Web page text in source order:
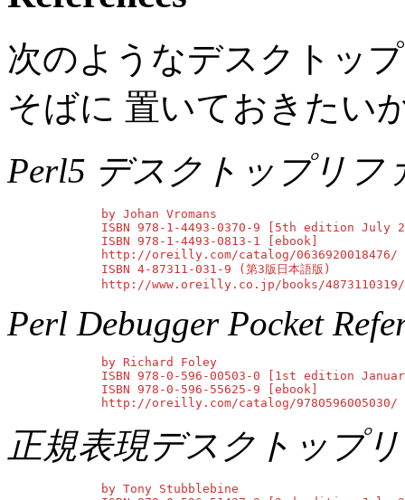
次のようなデスクトッ
そばに 置いておきたい
Perl5 デスクトップリフ
        by Johan Vromans
ISBN 978-1-4493-0370-9 [5th edition July
        ISBN 978-1-4493-0813-1 [ebook]
        http://oreilly.com/catalog/0636920018476/
        ISBN 4-87311-031-9 (第3版日本語版)
        http://www.oreilly.co.jp/books/4873110319/
Perl Debugger Pocket
        by Richard Foley
ISBN 978-0-596-00503-0 [1st edition
        ISBN 978-0-596-55625-9 [ebook]
        http://oreilly.com/catalog/9780596005030/
正規表現デスクトップ
        by Tony Stubblebine